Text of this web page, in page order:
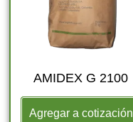
AMIDEX G 2100
Agregar a cotización